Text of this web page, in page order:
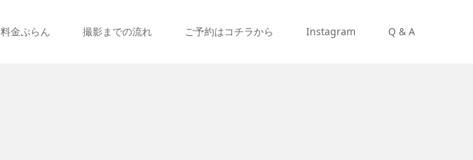
料金ぷらん 撮影までの流れ ご予約はコチラから Instagram Q & A